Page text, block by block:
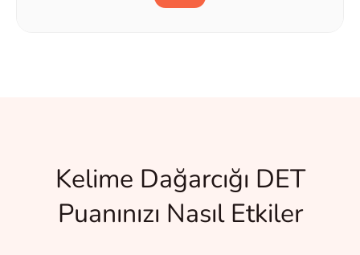
Kelime Dağarcığı DET
Puanınızı Nasıl Etkiler